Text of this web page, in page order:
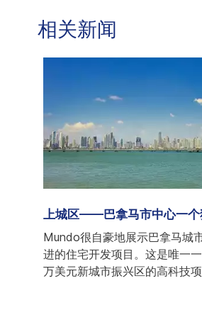
相关新闻
上城区——巴拿马市中心一个
Mundo很自豪地展示巴拿马城
进的住宅开发项目。这是唯一
万美元新城市振兴区的高科技